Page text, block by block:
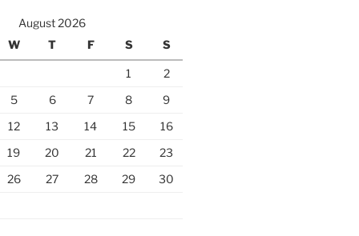
August 2026
W T F S S
1
2
5 6 7 8
9
12 13 14 15
16
19 20 21 22
23
26 27 28 29
30